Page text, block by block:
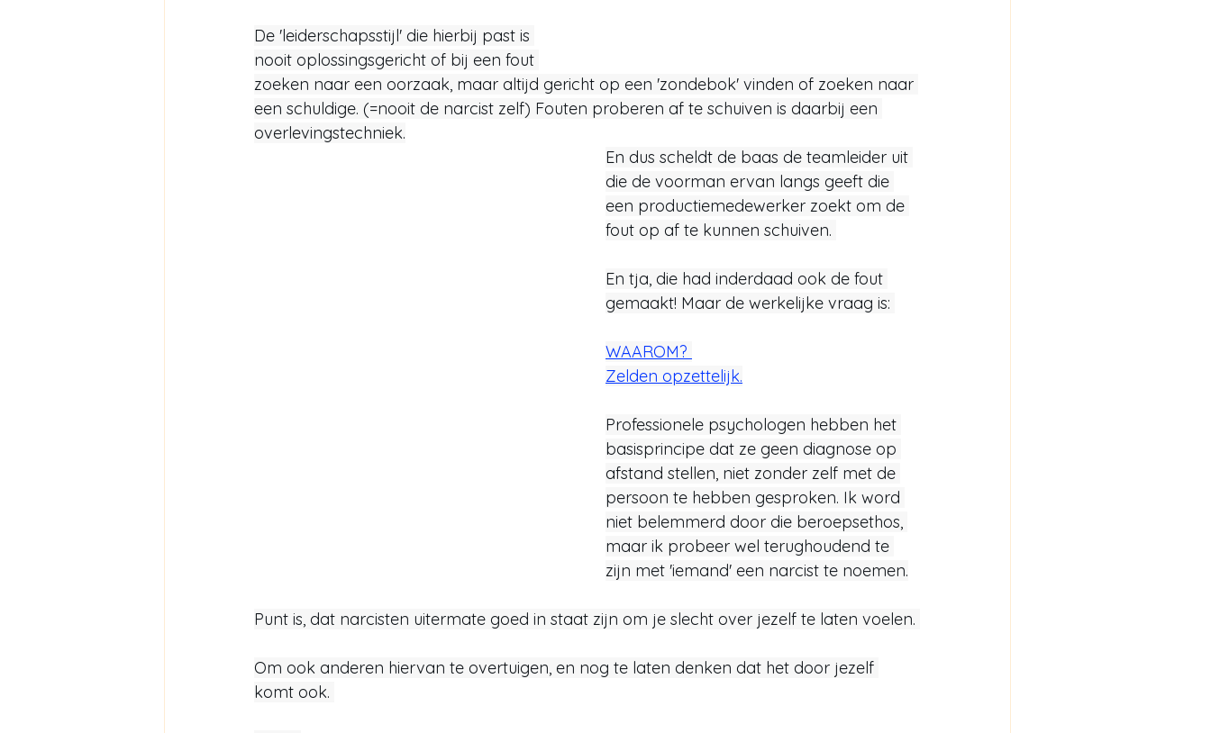
De 'leiderschapsstijl' die hierbij past is
nooit oplossingsgericht of bij een fout
zoeken naar een oorzaak, maar altijd gericht op een 'zondebok' vinden of zoeken naar
een schuldige. (=nooit de narcist zelf) Fouten proberen af te schuiven is daarbij een
overlevingstechniek.
En dus scheldt de baas de teamleider uit
die de voorman ervan langs geeft die
een productiemedewerker zoekt om de
fout op af te kunnen schuiven.
En tja, die had inderdaad ook de fout
gemaakt! Maar de werkelijke vraag is:
WAAROM?
Zelden opzettelijk.
Professionele psychologen hebben het
basisprincipe dat ze geen diagnose op
afstand stellen, niet zonder zelf met de
persoon te hebben gesproken. Ik word
niet belemmerd door die beroepsethos,
maar ik probeer wel terughoudend te
zijn met 'iemand' een narcist te noemen.
Punt is, dat narcisten uitermate goed in staat zijn om je slecht over jezelf te laten voelen.
Om ook anderen hiervan te overtuigen, en nog te laten denken dat het door jezelf
komt ook.